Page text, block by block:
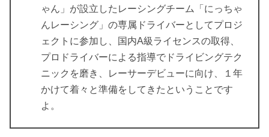
ゃん」が設立したレーシングチーム「にっちゃ
んレーシング」の専属ドライバーとしてプロジ
ェクトに参加し、国内A級ライセンスの取得、
プロドライバーによる指導でドライビングテク
ニックを磨き、レーサーデビューに向け、１年
かけて着々と準備をしてきたということです
よ。